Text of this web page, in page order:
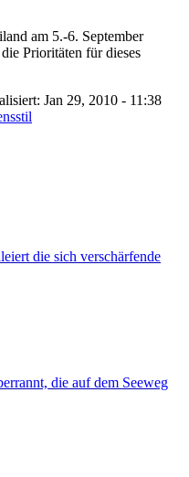
am 5.-6. September
Prioritäten für dieses
Jan 29, 2010 - 11:38
die sich verschärfende
die auf dem Seeweg